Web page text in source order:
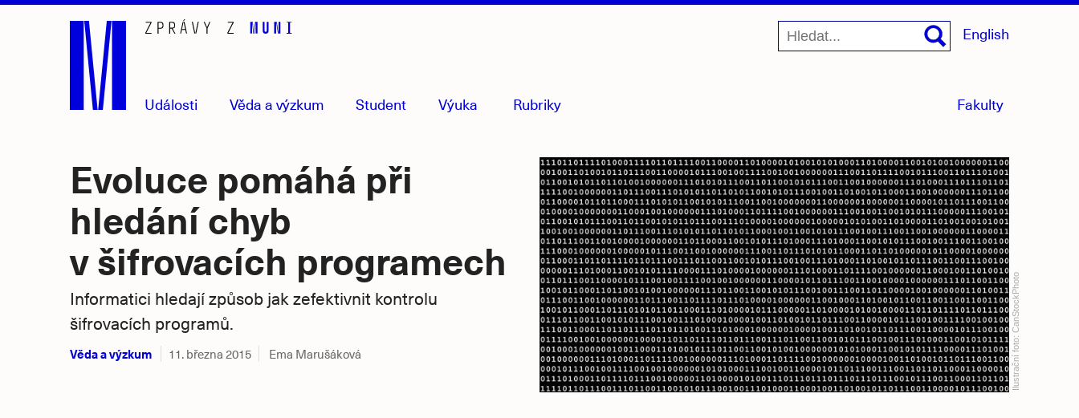
Události Věda a výzkum Student Výuka Rubriky Fakultymenu
English
Evoluce pomáhá při
hledání chyb
v šifrovacích programech
Informatici hledají způsob jak zefektivnit kontrolu
šifrovacích programů.
Věda a výzkum 11. března 2015 Ema Marušáková Ilustrační foto:
CanStockPhoto